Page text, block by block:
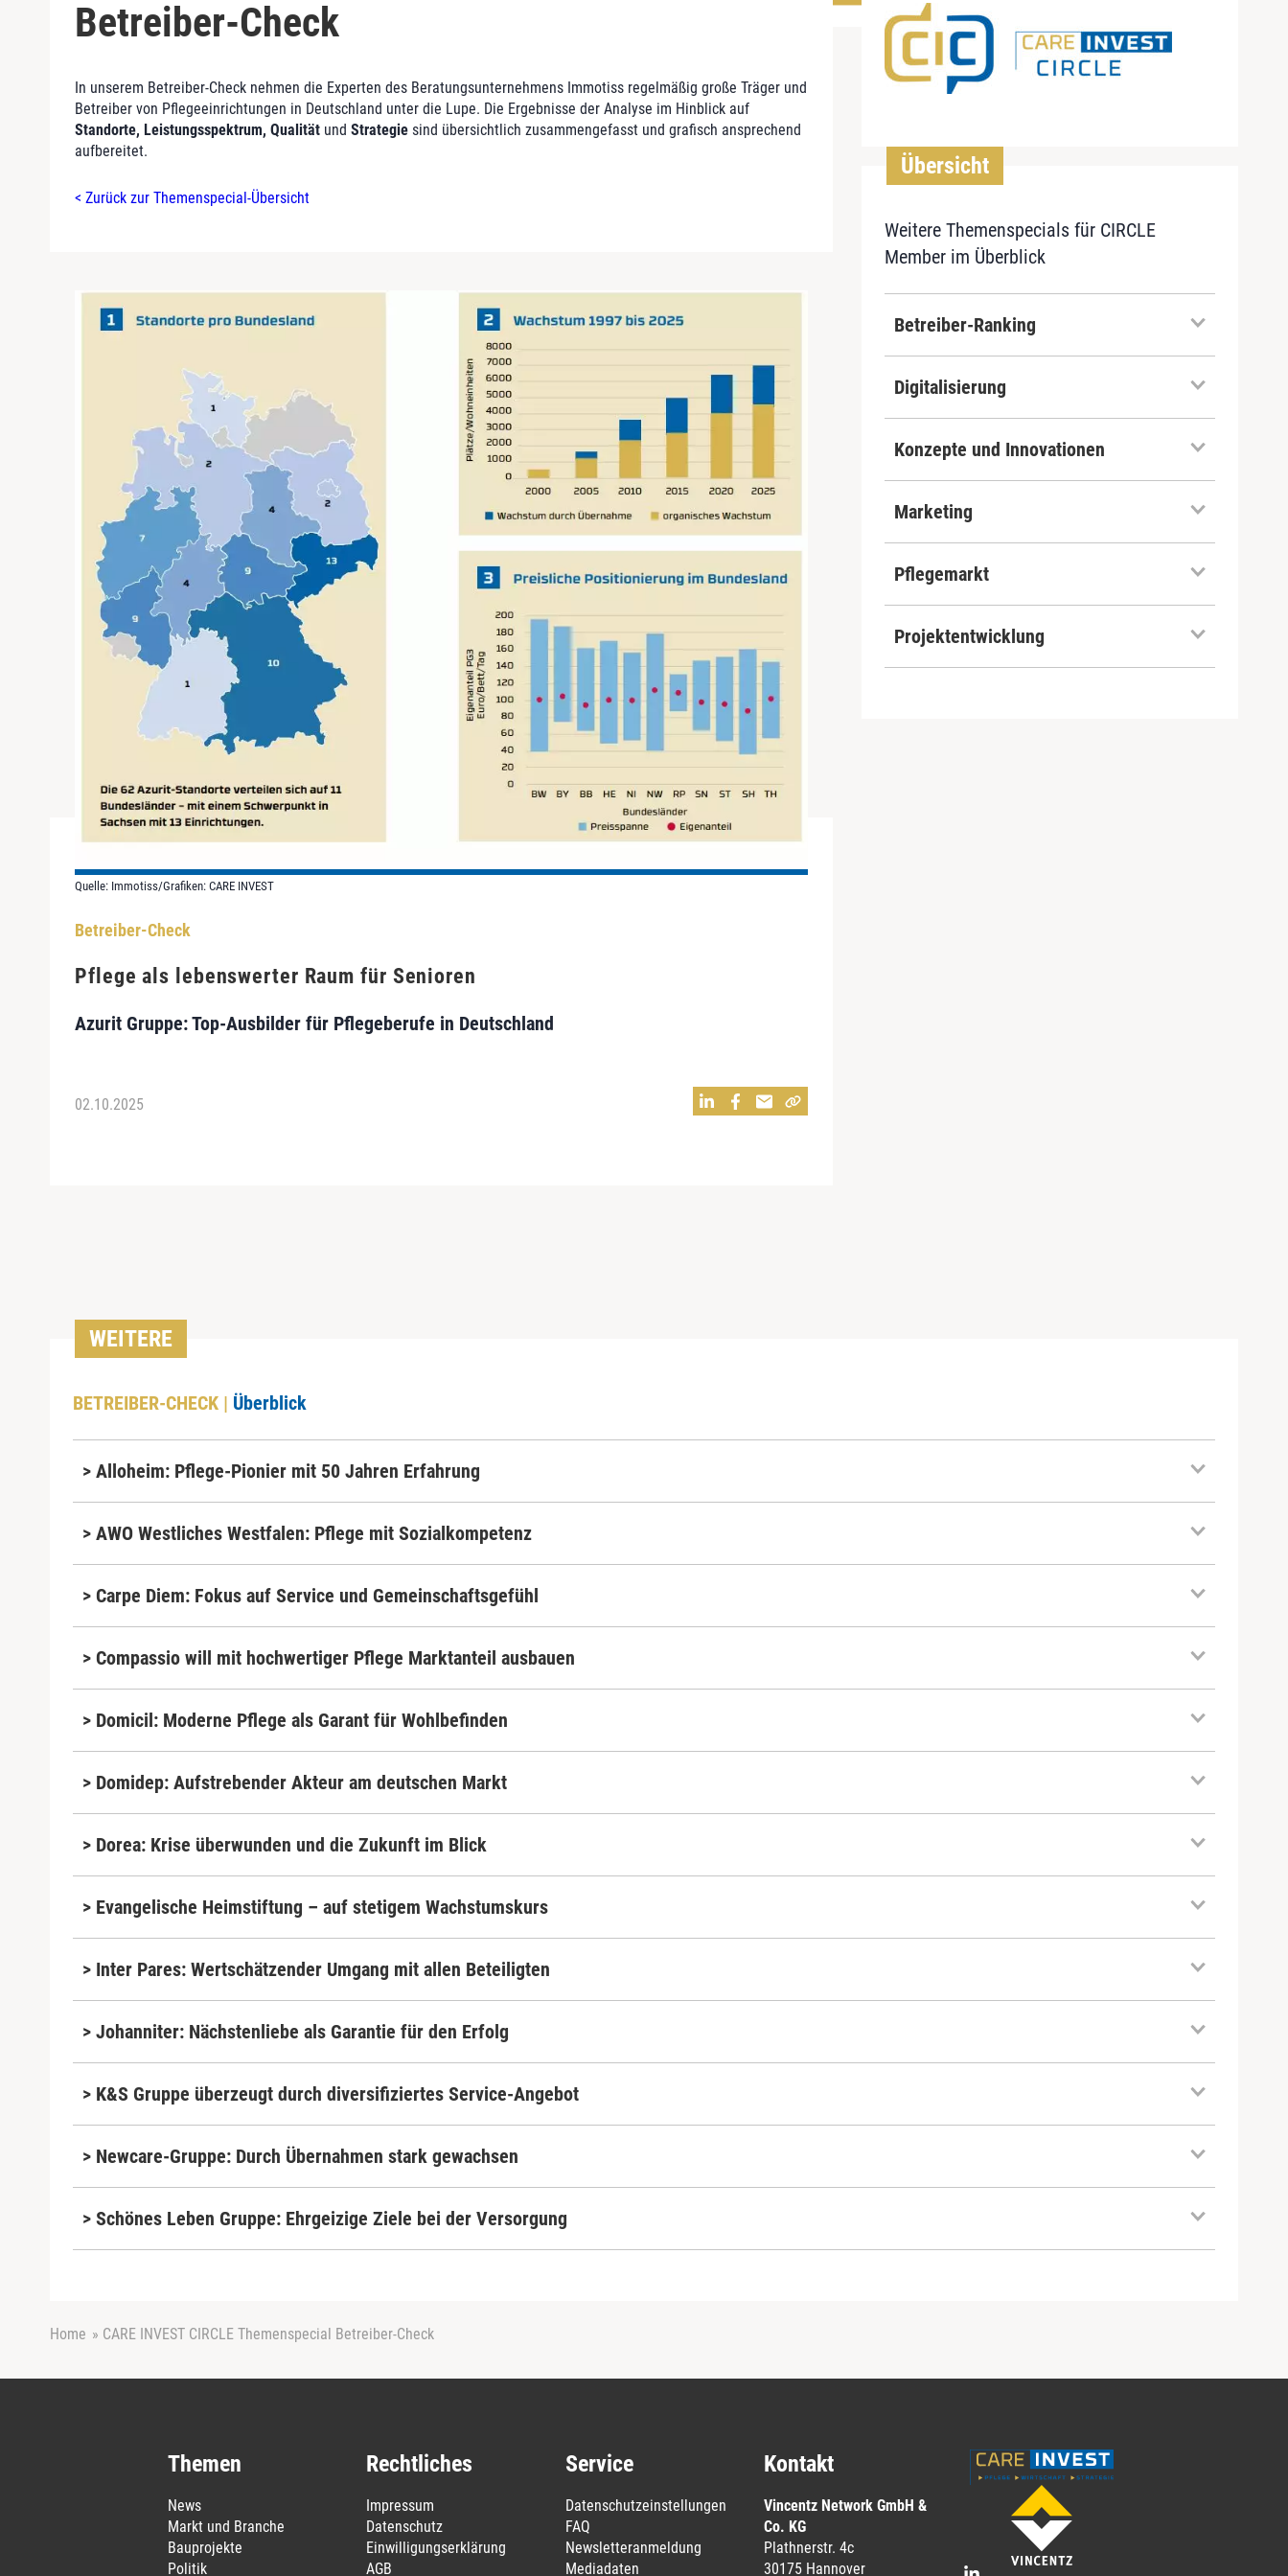
Betreiber-Check
In unserem Betreiber-Check nehmen die Experten des Beratungsunternehmens Immotiss regelmäßig große Träger und
Betreiber von Pflegeeinrichtungen in Deutschland unter die Lupe. Die Ergebnisse der Analyse im Hinblick auf
Standorte, Leistungsspektrum, Qualität und Strategie sind übersichtlich zusammengefasst und grafisch ansprechend
aufbereitet.
< Zurück zur Themenspecial-Übersicht
Quelle: Immotiss/Grafiken: CARE INVEST
Betreiber-Check
Pflege als lebenswerter Raum für Senioren
Azurit Gruppe: Top-Ausbilder für Pflegeberufe in Deutschland
02.10.2025
Übersicht
Weitere Themenspecials für CIRCLE
Member im Überblick
Betreiber-Ranking
Digitalisierung
Konzepte und Innovationen
Marketing
Pflegemarkt
Projektentwicklung
WEITERE
BETREIBER-CHECK | Überblick
> Alloheim: Pflege-Pionier mit 50 Jahren Erfahrung
> AWO Westliches Westfalen: Pflege mit Sozialkompetenz
> Carpe Diem: Fokus auf Service und Gemeinschaftsgefühl
> Compassio will mit hochwertiger Pflege Marktanteil ausbauen
> Domicil: Moderne Pflege als ­Garant für Wohlbefinden
> Domidep: Aufstrebender ­Akteur am deutschen Markt
> Dorea: Krise überwunden und die Zukunft im Blick
> Evangelische Heimstiftung – auf stetigem Wachstumskurs
> Inter Pares: Wertschätzender Umgang mit allen Beteiligten
> Johanniter: Nächstenliebe als Garantie für den Erfolg
> K&S Gruppe überzeugt durch diversifiziertes Service-Angebot
> Newcare-Gruppe: Durch Übernahmen stark gewachsen
> Schönes Leben Gruppe: Ehrgeizige Ziele bei der Versorgung
Home » CARE INVEST CIRCLE Themenspecial Betreiber-Check
Themen
News
Markt und Branche
Bauprojekte
Politik
Rechtliches
Impressum
Datenschutz
Einwilligungserklärung
AGB
Service
Datenschutzeinstellungen
FAQ
Newsletteranmeldung
Mediadaten
Kontakt
Vincentz Network GmbH &
Co. KG
Plathnerstr. 4c
30175 Hannover